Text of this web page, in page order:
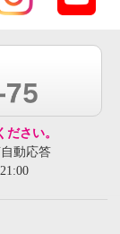
さい。
動応答